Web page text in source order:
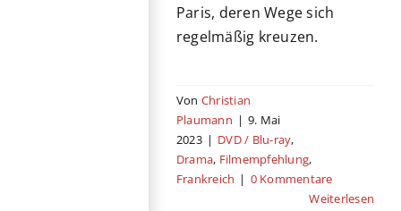
Paris, deren Wege sich
regelmäßig kreuzen.
Von Christian
Plaumann | 9. Mai
2023 | DVD / Blu-ray,
Drama, Filmempfehlung,
Frankreich | 0 Kommentare
Weiterlesen